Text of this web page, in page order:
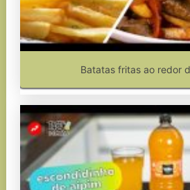
Batatas fritas ao redor